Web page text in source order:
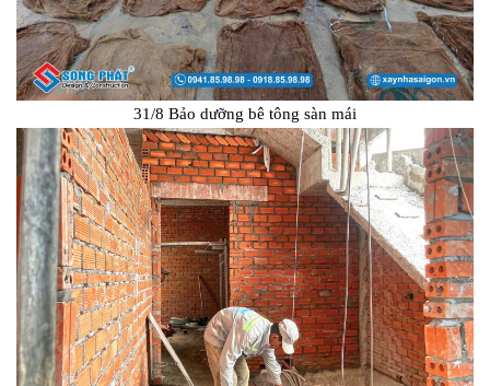
31/8 Bảo dưỡng bê tông sàn mái